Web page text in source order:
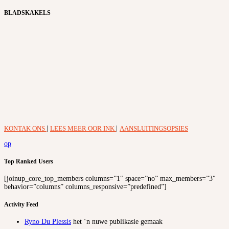
BLADSKAKELS
KONTAK ONS LEES MEER OOR INK
AANSLUITINGSOPSIES
op
Top Ranked Users
[joinup_core_top_members columns=”1″ space=”no” max_members=”3″
behavior=”columns” columns_responsive=”predefined”]
Activity Feed
Ryno Du Plessis het ‘n nuwe publikasie gemaak